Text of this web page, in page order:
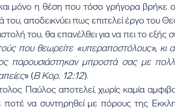
μόνο η θέση που τόσο γρήγορα βρήκε
αποδεικνύει πως επιτελεί έργο του
του, θα επανέλθει για να πει το εξής
που θεωρείτε «υπεραποστόλους», κι
παρουσιάστηκαν μπροστά σας με
» (Β Κορ. 12:12).
Παύλος αποτελεί, χωρίς καμία
να συντηρηθεί με πόρους της